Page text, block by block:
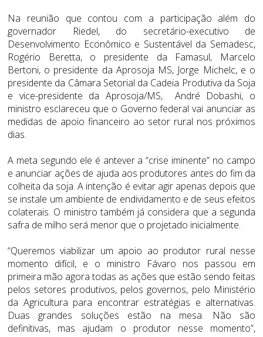
Na reunião que contou com a participação além do
governador Riedel, do secretário-executivo de
Desenvolvimento Econômico e Sustentável da Semadesc,
Rogério Beretta, o presidente da Famasul, Marcelo
Bertoni, o presidente da Aprosoja MS, Jorge Michelc, e o
presidente da Câmara Setorial da Cadeia Produtiva da Soja
e vice-presidente da Aprosoja/MS, André Dobashi, o
ministro esclareceu que o Governo federal vai anunciar as
medidas de apoio financeiro ao setor rural nos próximos
dias.
A meta segundo ele é antever a “crise iminente” no campo
e anunciar ações de ajuda aos produtores antes do fim da
colheita da soja. A intenção é evitar agir apenas depois que
se instale um ambiente de endividamento e de seus efeitos
colaterais. O ministro também já considera que a segunda
safra de milho será menor que o projetado inicialmente.
“Queremos viabilizar um apoio ao produtor rural nesse
momento difícil, e o ministro Fávaro nos passou em
primeira mão agora todas as ações que estão sendo feitas
pelos setores produtivos, pelos governos, pelo Ministério
da Agricultura para encontrar estratégias e alternativas.
Duas grandes soluções estão na mesa. Não são
definitivas, mas ajudam o produtor nesse momento”,